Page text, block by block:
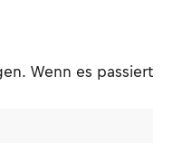
Wenn es passiert